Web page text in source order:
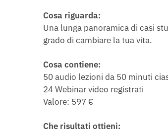
Cosa riguarda:
Una lunga panoramica di casi
grado di cambiare la tua vita.
Cosa contiene:
50 audio lezioni da 50 minuti
24 Webinar video registrati
Valore: 597 €
Che risultati ottieni: